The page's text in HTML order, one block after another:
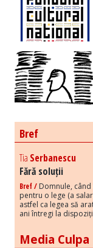
Bref
Tia Serbanescu
Fără soluții
Bref / Domnule,
pentru o lege (a
astfel ca legea să
ani întregi la
Media Culpa